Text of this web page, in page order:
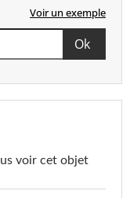
Voir un exemple
voir cet objet